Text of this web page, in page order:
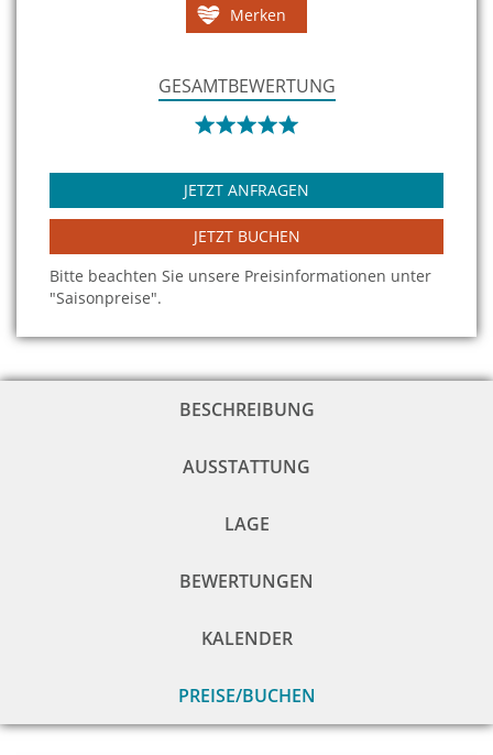
Merken
GESAMTBEWERTUNG
JETZT ANFRAGEN
JETZT BUCHEN
Bitte beachten Sie unsere Preisinformationen unter
"Saisonpreise".
BESCHREIBUNG
AUSSTATTUNG
LAGE
BEWERTUNGEN
KALENDER
PREISE/BUCHEN